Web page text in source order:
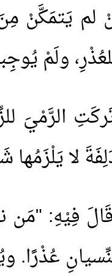
لم يَتمَكَّنْ
ولَمْ
الرَّمْيَ
لا
فِيْهِ: